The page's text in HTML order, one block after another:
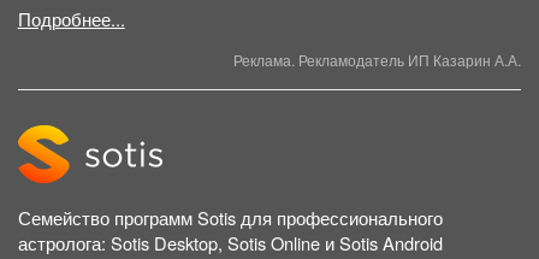
Подробнее...
Реклама. Рекламодатель ИП Казарин А.А.
Семейство программ Sotis для профессионального
астролога: Sotis Desktop, Sotis Online и Sotis Android